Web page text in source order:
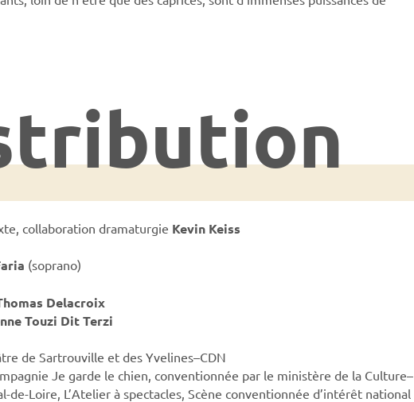
collaboration dramaturgie Kevin Keiss
(soprano)
Delacroix
Touzi Dit Terzi
de Sartrouville et des Yvelines–CDN
Je garde le chien, conventionnée par le ministère de la Culture–
de-Loire, L’Atelier à spectacles, Scène conventionnée d’intérêt national